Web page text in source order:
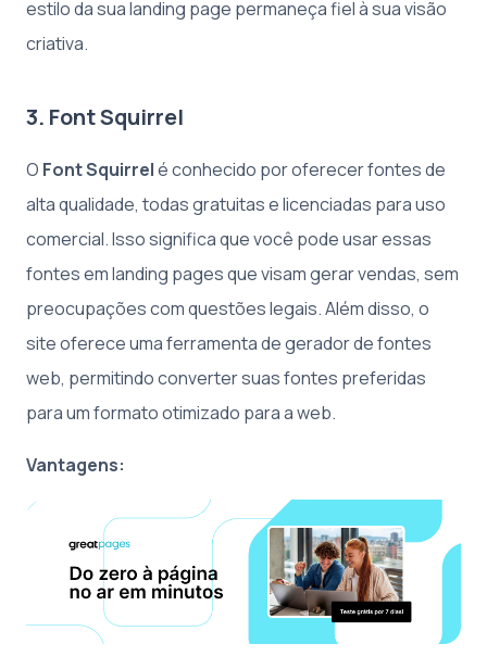
estilo da sua landing page permaneça fiel à sua visão
criativa.
3. Font Squirrel
O Font Squirrelé conhecido por oferecer fontes de
alta qualidade, todas gratuitas e licenciadas para uso
comercial. Isso significa que você pode usar essas
fontes em landing pages que visam gerar vendas, sem
preocupações com questões legais. Além disso, o
site oferece uma ferramenta de gerador de fontes
web, permitindo converter suas fontes preferidas
para um formato otimizado para a web.
Vantagens: